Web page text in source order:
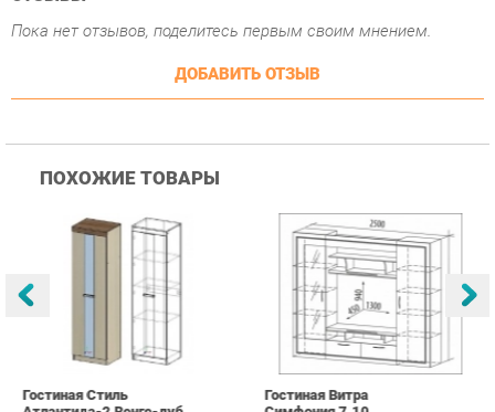
ПОХОЖИЕ ТОВАРЫ
Атлантида-2 Венге-дуб
25 223 ₽ Купить
Гостиная Витра
Симфония 7.10
55 482 ₽
info@bedroom-ekb.ru +7 (903) 000-00-00
КАТАЛОГ ИНФОРМАЦИЯ ГОРОДА